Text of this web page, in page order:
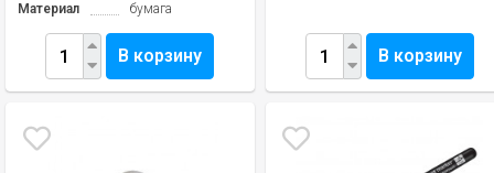
Материал
бумага
В корзину В корзину